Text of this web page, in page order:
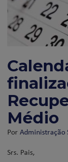
Médio
PorAdministração
Srs. Pais,